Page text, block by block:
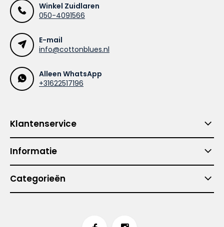
Winkel Zuidlaren
050-4091566
E-mail
info@cottonblues.nl
Alleen WhatsApp
+31622517196
Klantenservice
Informatie
Categorieën